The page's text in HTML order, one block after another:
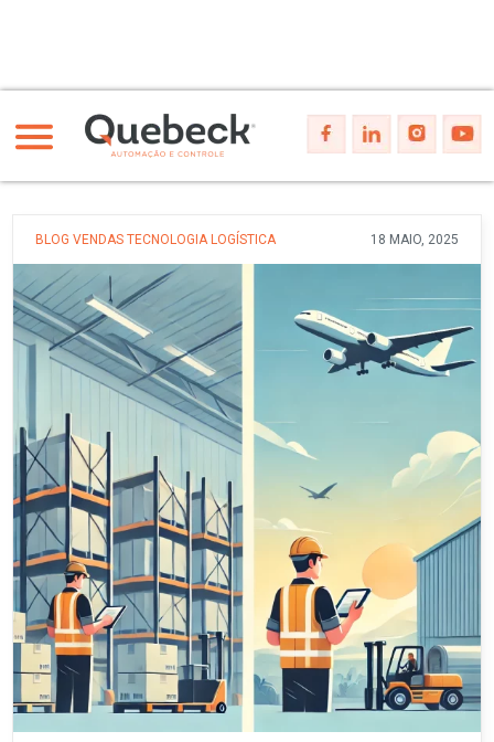
BLOG VENDAS TECNOLOGIA LOGÍSTICA 18 MAIO, 2025